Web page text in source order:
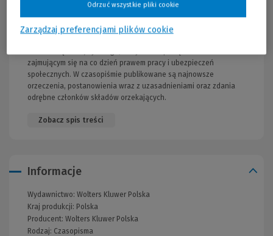
Opis publikacji
zajmującym się na co dzień prawem pracy i ubezpieczeń
społecznych. W czasopiśmie publikowane są najnowsze
orzeczenia, postanowienia wraz z uzasadnieniami oraz zdania
odrębne członków składów orzekających.
Zobacz spis treści
Informacje
Wydawnictwo: Wolters Kluwer Polska
Kraj produkcji: Polska
Producent: Wolters Kluwer Polska
Rodzaj: Czasopisma
Zarządzaj preferencjami plików cookie
Odrzuć wszystkie pliki cookie